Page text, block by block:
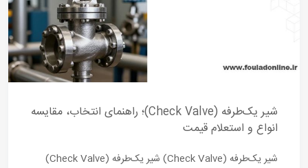
شیر یک‌طرفه (Check Valve)؛ راهنمای انتخاب، مقایسه
انواع و استعلام قیمت
شیر یک‌طرفه (Check Valve) شیر یک‌طرفه (Check Valve)